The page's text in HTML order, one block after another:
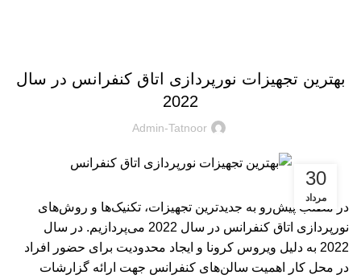
بهترین تجهیزات نورپردازی اتاق کنفرانس در سال
2022
Admin-Tatnoor
30
مرداد
در مطلب پیش‌رو به جدیدترین تجهیزات، تکنیک‌ها و روش‌های
نورپردازی اتاق کنفرانس در سال 2022 می‌پردازیم. در سال
2022 به دلیل ویروس کرونا و ایجاد محدودیت برای حضور افراد
در محل کار اهمیت سالن‌های کنفرانس جهت ارائه گزارشات